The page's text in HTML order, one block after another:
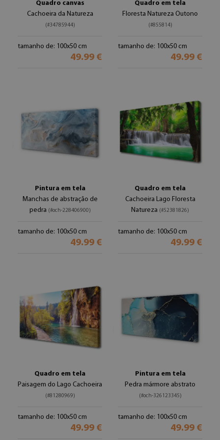
Quadro canvas
Cachoeira da Natureza
(#34785944)
tamanho de: 100x50 cm
49.99 €
Quadro em tela
Floresta Natureza Outono
(#855814)
tamanho de: 100x50 cm
49.99 €
Pintura em tela
Manchas de abstração de
pedra (#och-228406900)
tamanho de: 100x50 cm
49.99 €
Quadro em tela
Cachoeira Lago Floresta
Natureza (#52381826)
tamanho de: 100x50 cm
49.99 €
Quadro em tela
Paisagem do Lago Cachoeira
(#81280969)
tamanho de: 100x50 cm
49.99 €
Pintura em tela
Pedra mármore abstrato
(#och-326123345)
tamanho de: 100x50 cm
49.99 €